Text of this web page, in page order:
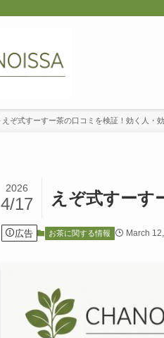
えぞ式すーすー茶の口コミを検証！効く人・
えぞ式すーす
2026
4/17
広告 お茶に関する情報 March